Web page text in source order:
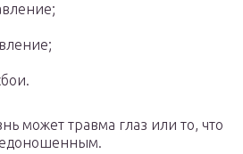
может травма глаз или то, что